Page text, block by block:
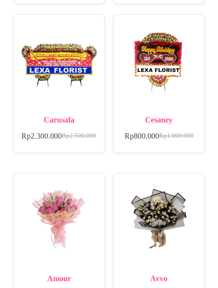
Carusafa
Rp2.500.000
Rp2.300.000
Cesaney
Rp1.000.000
Rp800.000
Amour Avvo